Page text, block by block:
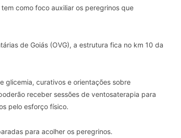
como foco auxiliar os peregrinos que
de Goiás (OVG), a estrutura fica no km 10 da
glicemia, curativos e orientações sobre
receber sessões de ventosaterapia para
pelo esforço físico.
para acolher os peregrinos.